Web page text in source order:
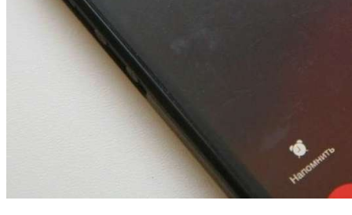
парке прошёл фестиваль „Арбузный переполох“
Волгоградские компании нарастили экспорт:
заключены контракты на 3,6 млн долларов